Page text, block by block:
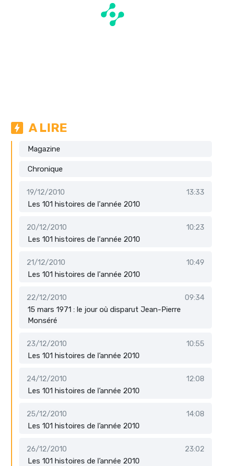
A LIRE
Magazine
Chronique
19/12/2010
13:33
Les 101 histoires de l'année 2010
20/12/2010
10:23
Les 101 histoires de l'année 2010
21/12/2010
10:49
Les 101 histoires de l'année 2010
22/12/2010
09:34
15 mars 1971 : le jour où disparut Jean-Pierre
Monséré
23/12/2010
10:55
Les 101 histoires de l’année 2010
24/12/2010
12:08
Les 101 histoires de l’année 2010
25/12/2010
14:08
Les 101 histoires de l’année 2010
26/12/2010
23:02
Les 101 histoires de l’année 2010